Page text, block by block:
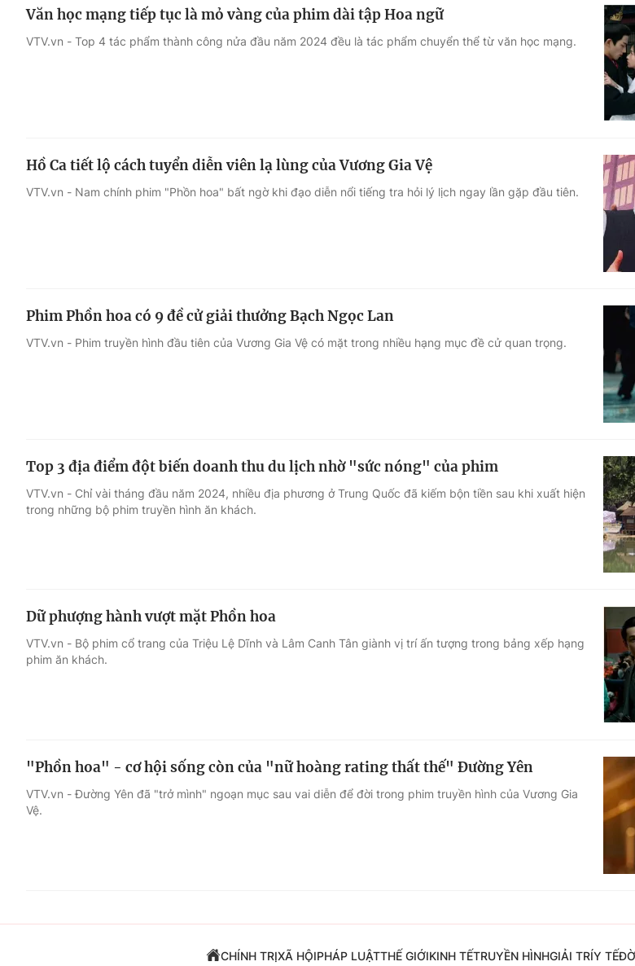
Văn học mạng tiếp tục là mỏ vàng của phim dài tập Hoa ngữ
VTV.vn - Top 4 tác phẩm thành công nửa đầu năm 2024 đều là tác phẩm chuyển thể từ văn học mạng.
Hồ Ca tiết lộ cách tuyển diễn viên lạ lùng của Vương Gia Vệ
VTV.vn - Nam chính phim "Phồn hoa" bất ngờ khi đạo diễn nổi tiếng tra hỏi lý lịch ngay lần gặp đầu tiên.
Phim Phồn hoa có 9 đề cử giải thưởng Bạch Ngọc Lan
VTV.vn - Phim truyền hình đầu tiên của Vương Gia Vệ có mặt trong nhiều hạng mục đề cử quan trọng.
Top 3 địa điểm đột biến doanh thu du lịch nhờ "sức nóng" của phim
VTV.vn - Chỉ vài tháng đầu năm 2024, nhiều địa phương ở Trung Quốc đã kiếm bộn tiền sau khi xuất hiện
trong những bộ phim truyền hình ăn khách.
Dữ phượng hành vượt mặt Phồn hoa
VTV.vn - Bộ phim cổ trang của Triệu Lệ Dĩnh và Lâm Canh Tân giành vị trí ấn tượng trong bảng xếp hạng
phim ăn khách.
"Phồn hoa" - cơ hội sống còn của "nữ hoàng rating thất thế" Đường Yên
VTV.vn - Đường Yên đã "trở mình" ngoạn mục sau vai diễn để đời trong phim truyền hình của Vương Gia
Vệ.
CHÍNH TRỊXÃ HỘIPHÁP LUẬTTHẾ GIỚIKINH TẾTRUYỀN HÌNHGIẢI TRÍY TẾ